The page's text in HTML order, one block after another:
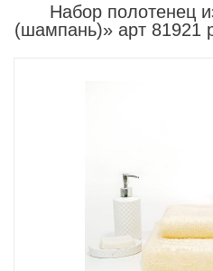
Набор полотенец
(шампань)» арт 81921